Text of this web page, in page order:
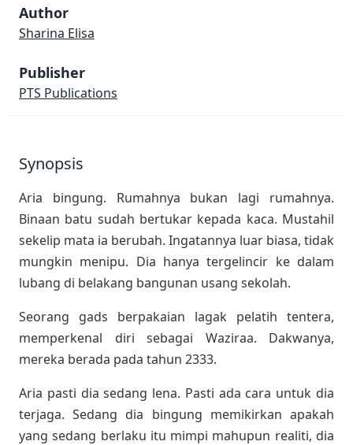
Author
Sharina Elisa
Publisher
PTS Publications
Synopsis
Aria bingung. Rumahnya bukan lagi rumahnya.
Binaan batu sudah bertukar kepada kaca. Mustahil
sekelip mata ia berubah. Ingatannya luar biasa, tidak
mungkin menipu. Dia hanya tergelincir ke dalam
lubang di belakang bangunan usang sekolah.
Seorang gads berpakaian lagak pelatih tentera,
memperkenal diri sebagai Waziraa. Dakwanya,
mereka berada pada tahun 2333.
Aria pasti dia sedang lena. Pasti ada cara untuk dia
terjaga. Sedang dia bingung memikirkan apakah
yang sedang berlaku itu mimpi mahupun realiti, dia